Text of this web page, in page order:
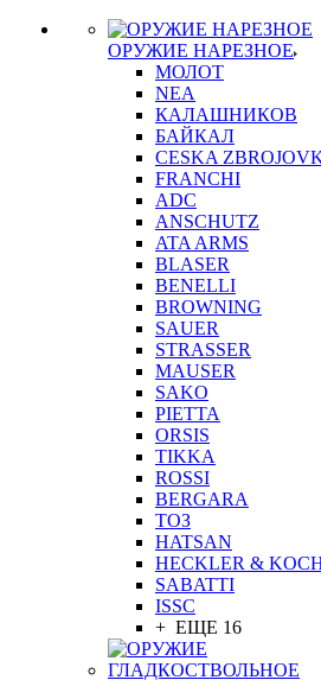
ОРУЖИЕ НАРЕЗНОЕ
МОЛОТ
NEA
КАЛАШНИКОВ
БАЙКАЛ
CESKA
FRANCHI
ADC
ANSCHUTZ
ATA ARMS
BLASER
BENELLI
BROWNING
SAUER
STRASSER
MAUSER
SAKO
PIETTA
ORSIS
TIKKA
ROSSI
BERGARA
ТОЗ
HATSAN
HECKLER &
SABATTI
ISSC
+ ЕЩЕ 16